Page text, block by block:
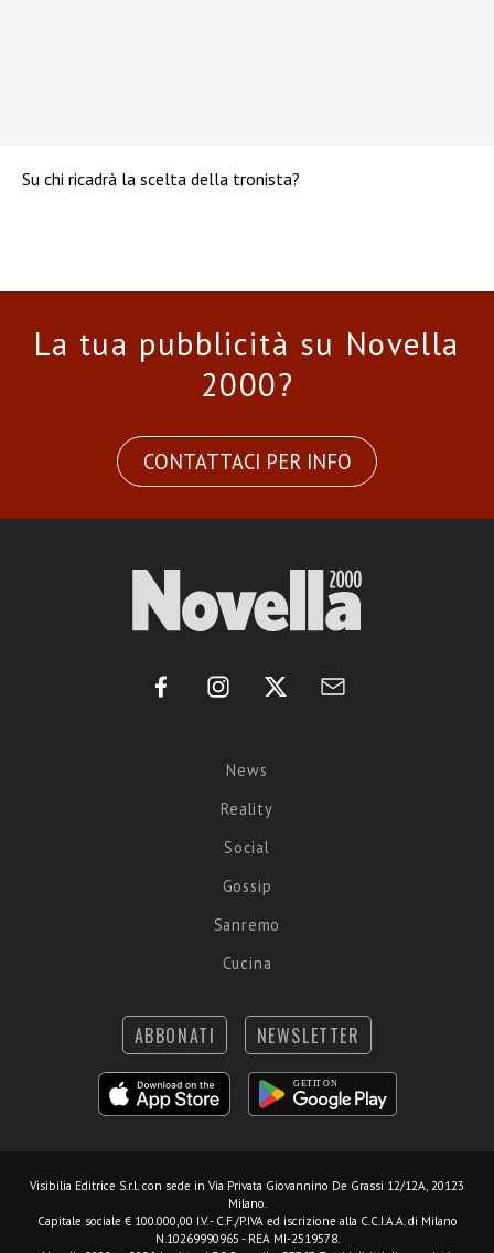
Su chi ricadrà la scelta della tronista?
La tua pubblicità su Novella
2000?
CONTATTACI PER INFO
News
Reality
Social
Gossip
Sanremo
Cucina
ABBONATI NEWSLETTER
Visibilia Editrice S.r.l. con sede in Via Privata Giovannino De Grassi 12/12A, 20123
Milano.
Capitale sociale € 100.000,00 I.V. - C.F./P.IVA ed iscrizione alla C.C.I.A.A. di Milano
N.10269990965 - REA MI-2519578.